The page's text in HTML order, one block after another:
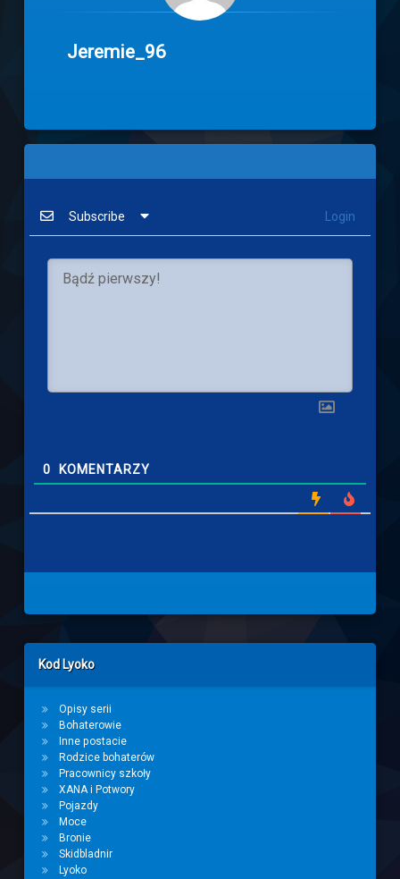
Jeremie_96
Subscribe Login
0 KOMENTARZY
Left Sidebar
Kod Lyoko
Opisy serii
Bohaterowie
Inne postacie
Rodzice bohaterów
Pracownicy szkoły
XANA i Potwory
Pojazdy
Moce
Bronie
Skidbladnir
Lyoko